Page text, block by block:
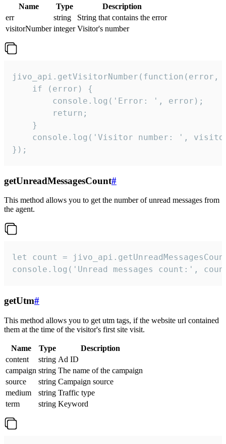
Name Type
Description
err
string
String that contains the error
visitorNumber integer Visitor's number
jivo_api.getVisitorNumber(function(error,
    if (error) {
        console.log('Error: ', error);
        return;
    }
console.log('Visitor number: ',
});
getUnreadMessagesCount#
This method allows you to get the number of unread messages from
the agent.
let count =
console.log('Unread messages count:',
getUtm#
This method allows you to get utm tags, if the website url contained
them at the time of the visitor's first site visit.
Name Type
Description
content
string Ad ID
campaign string The name of the campaign
source
string Campaign source
medium
string Traffic type
term
string Keyword